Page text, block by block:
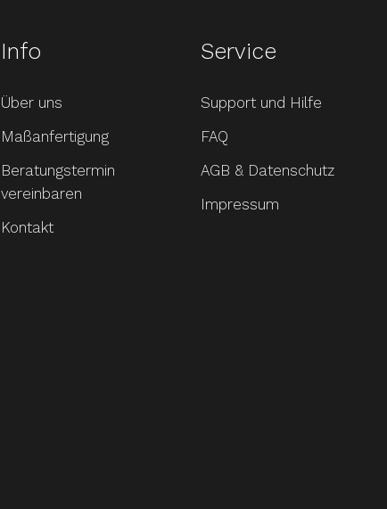
Info
Über uns
Maßanfertigung
Beratungstermin
vereinbaren
Kontakt
Service
Support und Hilfe
FAQ
AGB & Datenschutz
Impressum